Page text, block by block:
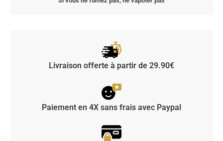
Livraison offerte à partir de 29.90€
Paiement en 4X sans frais avec Paypal